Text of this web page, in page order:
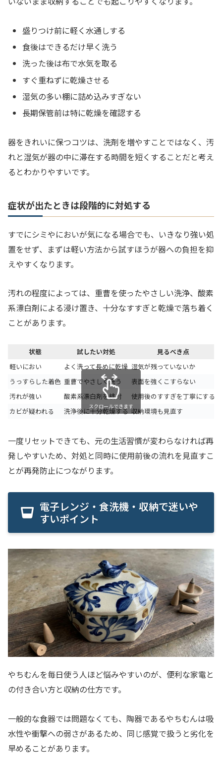
盛りつけ前に軽く水通しする
食後はできるだけ早く洗う
洗った後は布で水気を取る
すぐ重ねずに乾燥させる
湿気の多い棚に詰め込みすぎない
長期保管前は特に乾燥を確認する
器をきれいに保つコツは、洗剤を増やすことではなく、汚
れと湿気が器の中に滞在する時間を短くすることだと考え
るとわかりやすいです。
症状が出たときは段階的に対処する
すでにシミやにおいが気になる場合でも、いきなり強い処
置をせず、まずは軽い方法から試すほうが器への負担を抑
えやすくなります。
汚れの程度によっては、重曹を使ったやさしい洗浄、酸素
系漂白剤による浸け置き、十分なすすぎと乾燥で落ち着く
ことがあります。
状態 試したい対処
見るべき点
軽いにおい
よく洗って長めに乾燥 湿気が残っていないか
うっすらした着色 重曹でやさしく洗う
表面を強くこすらない
汚れが強い
酸素系漂白剤を検討
使用後のすすぎを丁寧にする
カビが疑われる
洗浄後に十分乾燥する 収納環境も見直す
スクロールできます
一度リセットできても、元の生活習慣が変わらなければ再
発しやすいため、対処と同時に使用前後の流れを見直すこ
とが再発防止につながります。
電子レンジ・食洗機・収納で迷いや
すいポイント
やちむんを毎日使う人ほど悩みやすいのが、便利な家電と
の付き合い方と収納の仕方です。
一般的な食器では問題なくても、陶器であるやちむんは吸
水性や衝撃への弱さがあるため、同じ感覚で扱うと劣化を
早めることがあります。